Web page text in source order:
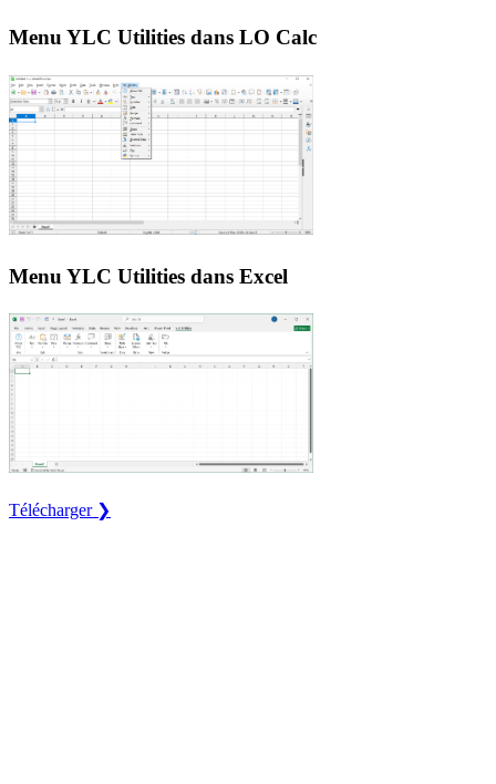
Menu YLC Utilities dans LO Calc
Menu YLC Utilities dans Excel
Télécharger ❯